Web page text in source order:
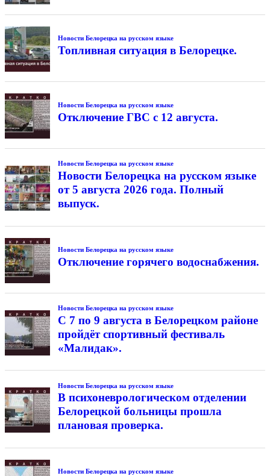
Новости Белорецка на русском языке
Топливная ситуация в Белорецке.
Новости Белорецка на русском языке
Отключение ГВС с 12 августа.
Новости Белорецка на русском языке
Новости Белорецка на русском языке
от 5 августа 2026 года. Полный
выпуск.
Новости Белорецка на русском языке
Отключение горячего водоснабжения.
Новости Белорецка на русском языке
С 7 по 9 августа в Белорецком районе
пройдёт спортивный фестиваль
«Малидак».
Новости Белорецка на русском языке
В психоневрологическом отделении
Белорецкой больницы прошла
плановая проверка.
Новости Белорецка на русском языке